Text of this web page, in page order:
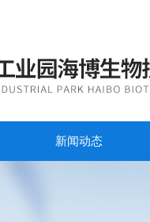
新闻动态